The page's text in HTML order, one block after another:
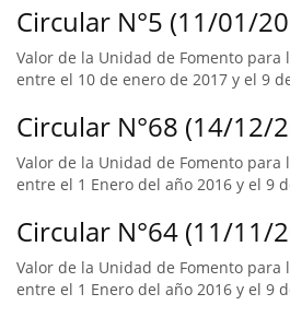
Circular N°5 (11/01/
Valor de la Unidad de Fomento para
entre el 10 de enero de 2017 y el 9
Circular N°68 (14/12/
Valor de la Unidad de Fomento para
entre el 1 Enero del año 2016 y el 9
Circular N°64 (11/11/
Valor de la Unidad de Fomento para
entre el 1 Enero del año 2016 y el 9